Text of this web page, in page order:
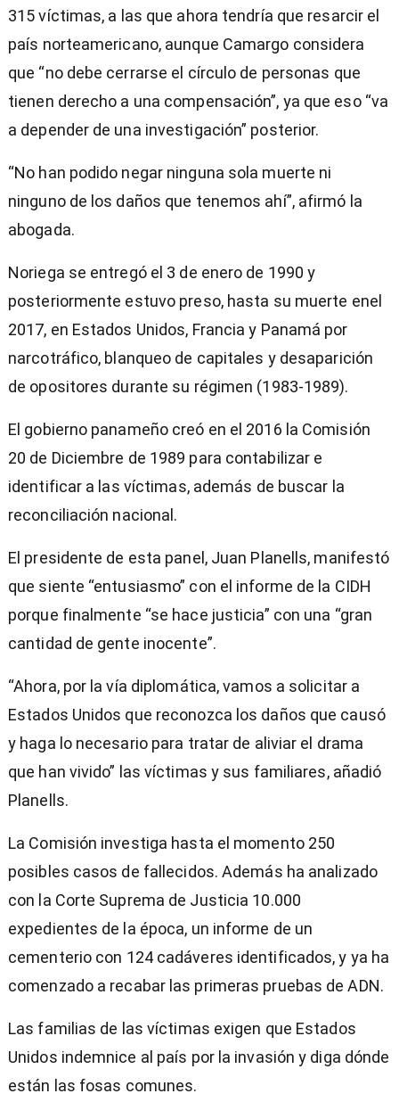
315 víctimas, a las que ahora tendría que resarcir el
país norteamericano, aunque Camargo considera
que “no debe cerrarse el círculo de personas que
tienen derecho a una compensación”, ya que eso “va
a depender de una investigación” posterior.
“No han podido negar ninguna sola muerte ni
ninguno de los daños que tenemos ahí”, afirmó la
abogada.
Noriega se entregó el 3 de enero de 1990 y
posteriormente estuvo preso, hasta su muerte enel
2017, en Estados Unidos, Francia y Panamá por
narcotráfico, blanqueo de capitales y desaparición
de opositores durante su régimen (1983-1989).
El gobierno panameño creó en el 2016 la Comisión
20 de Diciembre de 1989 para contabilizar e
identificar a las víctimas, además de buscar la
reconciliación nacional.
El presidente de esta panel, Juan Planells, manifestó
que siente “entusiasmo” con el informe de la CIDH
porque finalmente “se hace justicia” con una “gran
cantidad de gente inocente”.
“Ahora, por la vía diplomática, vamos a solicitar a
Estados Unidos que reconozca los daños que causó
y haga lo necesario para tratar de aliviar el drama
que han vivido” las víctimas y sus familiares, añadió
Planells.
La Comisión investiga hasta el momento 250
posibles casos de fallecidos. Además ha analizado
con la Corte Suprema de Justicia 10.000
expedientes de la época, un informe de un
cementerio con 124 cadáveres identificados, y ya ha
comenzado a recabar las primeras pruebas de ADN.
Las familias de las víctimas exigen que Estados
Unidos indemnice al país por la invasión y diga dónde
están las fosas comunes.